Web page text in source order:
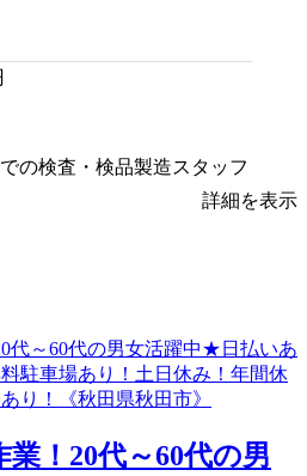
の検査・検品製造スタッフ
詳細を表示
！20代～60代の男